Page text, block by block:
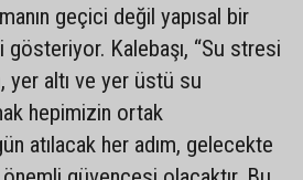
geçici değil yapısal bir
gösteriyor. Kalebaşı, “Su stresi
yer altı ve yer üstü su
hepimizin ortak
atılacak her adım, gelecekte